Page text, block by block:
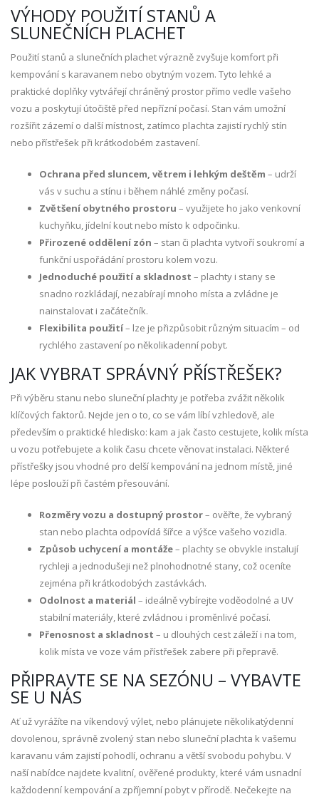
VÝHODY POUŽITÍ STANŮ A
SLUNEČNÍCH PLACHET
Použití stanů a slunečních plachet výrazně zvyšuje komfort při
kempování s karavanem nebo obytným vozem. Tyto lehké a
praktické doplňky vytvářejí chráněný prostor přímo vedle vašeho
vozu a poskytují útočiště před nepřízní počasí. Stan vám umožní
rozšířit zázemí o další místnost, zatímco plachta zajistí rychlý stín
nebo přístřešek při krátkodobém zastavení.
Ochrana před sluncem, větrem i lehkým deštěm – udrží
vás v suchu a stínu i během náhlé změny počasí.
Zvětšení obytného prostoru – využijete ho jako venkovní
kuchyňku, jídelní kout nebo místo k odpočinku.
Přirozené oddělení zón – stan či plachta vytvoří soukromí a
funkční uspořádání prostoru kolem vozu.
Jednoduché použití a skladnost – plachty i stany se
snadno rozkládají, nezabírají mnoho místa a zvládne je
nainstalovat i začátečník.
Flexibilita použití– lze je přizpůsobit různým situacím – od
rychlého zastavení po několikadenní pobyt.
JAK VYBRAT SPRÁVNÝ PŘÍSTŘEŠEK?
Při výběru stanu nebo sluneční plachty je potřeba zvážit několik
klíčových faktorů. Nejde jen o to, co se vám líbí vzhledově, ale
především o praktické hledisko: kam a jak často cestujete, kolik místa
u vozu potřebujete a kolik času chcete věnovat instalaci. Některé
přístřešky jsou vhodné pro delší kempování na jednom místě, jiné
lépe poslouží při častém přesouvání.
Rozměry vozu a dostupný prostor– ověřte, že vybraný
stan nebo plachta odpovídá šířce a výšce vašeho vozidla.
Způsob uchycení a montáže– plachty se obvykle instalují
rychleji a jednodušeji než plnohodnotné stany, což oceníte
zejména při krátkodobých zastávkách.
Odolnost a materiál – ideálně vybírejte voděodolné a UV
stabilní materiály, které zvládnou i proměnlivé počasí.
Přenosnost a skladnost – u dlouhých cest záleží i na tom,
kolik místa ve voze vám přístřešek zabere při přepravě.
PŘIPRAVTE SE NA SEZÓNU – VYBAVTE
SE U NÁS
Ať už vyrážíte na víkendový výlet, nebo plánujete několikatýdenní
dovolenou, správně zvolený stan nebo sluneční plachta k vašemu
karavanu vám zajistí pohodlí, ochranu a větší svobodu pohybu. V
naší nabídce najdete kvalitní, ověřené produkty, které vám usnadní
každodenní kempování a zpříjemní pobyt v přírodě. Nečekejte na